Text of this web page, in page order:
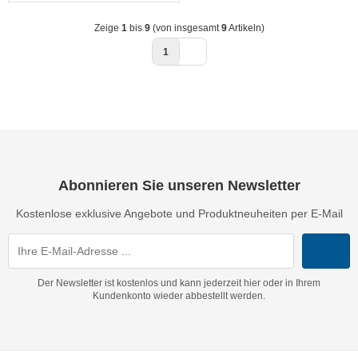
Zeige 1 bis 9(von insgesamt 9Artikeln)
1
Abonnieren Sie unseren Newsletter
Kostenlose exklusive Angebote und Produktneuheiten per E-Mail
Der Newsletter ist kostenlos und kann jederzeit hier oder in Ihrem
Kundenkonto wieder abbestellt werden.